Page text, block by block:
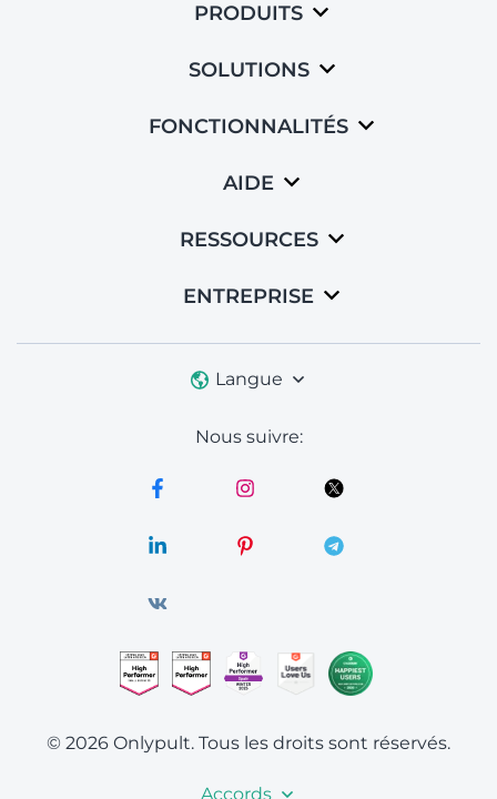
PRODUITS
SOLUTIONS
FONCTIONNALITÉS
AIDE
RESSOURCES
ENTREPRISE
Langue
Nous suivre:
© 2026 Onlypult. Tous les droits sont réservés.
Accords